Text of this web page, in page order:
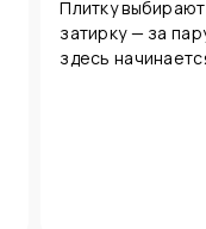
Плитку
затирку — за
здесь